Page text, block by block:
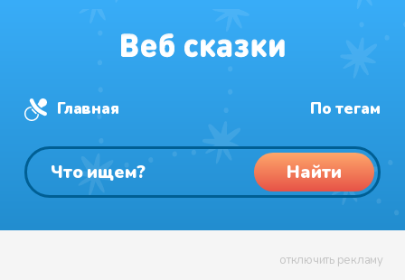
Главная По тегам
Найти
отключить рекламу